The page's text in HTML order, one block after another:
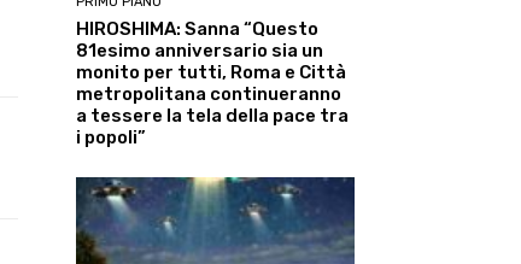
HIROSHIMA: Sanna “Questo
81esimo anniversario sia un
monito per tutti, Roma e Città
metropolitana continueranno
a tessere la tela della pace tra
i popoli”